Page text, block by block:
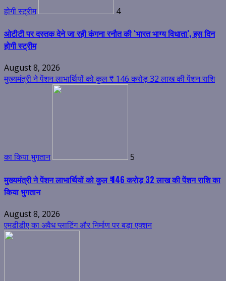
होगी स्ट्रीम 4
ओटीटी पर दस्तक देने जा रही कंगना रनौत की ‘भारत भाग्य विधाता’, इस दिन
होगी स्ट्रीम
August 8, 2026
मुख्यमंत्री ने पेंशन लाभार्थियों को कुल ₹ 146 करोड़ 32 लाख की पेंशन राशि
का किया भुगतान 5
मुख्यमंत्री ने पेंशन लाभार्थियों को कुल ₹ 146 करोड़ 32 लाख की पेंशन राशि का
किया भुगतान
August 8, 2026
एमडीडीए का अवैध प्लाटिंग और निर्माण पर बड़ा एक्शन